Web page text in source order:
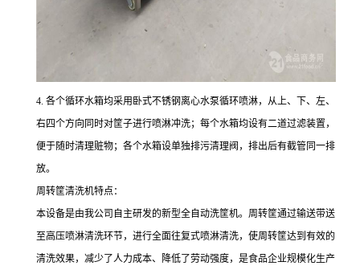
4. 各个循环水箱均采用卧式不锈钢离心水泵循环喷淋，从上、下、左、
右四个方向同时对筐子进行喷淋冲洗；每个水箱均设有二道过滤装置，
便于随时清理赃物；各个水箱设单独排污清理阀，排出后有截管同一排
放。
周转筐清洗机特点：
本设备是由我公司自主研发的新型全自动洗筐机。周转筐通过输送带送
至高压喷淋清洗环节，进行全面往复式喷淋清洗，使周转筐达到有效的
清洗效果，减少了人力成本、降低了劳动强度，是食品企业规模化生产